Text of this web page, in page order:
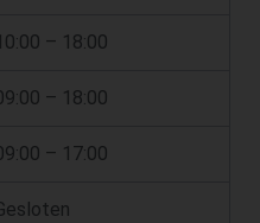
– 18:00
– 18:00
– 17:00